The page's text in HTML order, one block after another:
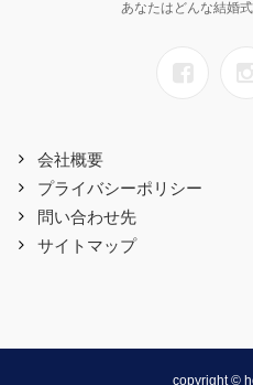
あなたはどんな結婚
会社概要
プライバシーポリシー
問い合わせ先
サイトマップ
copyright ©